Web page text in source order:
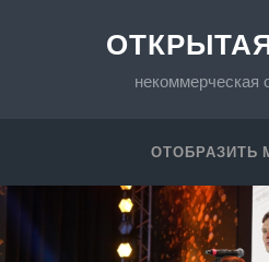
некоммерческая
ОТОБРАЗИТЬ